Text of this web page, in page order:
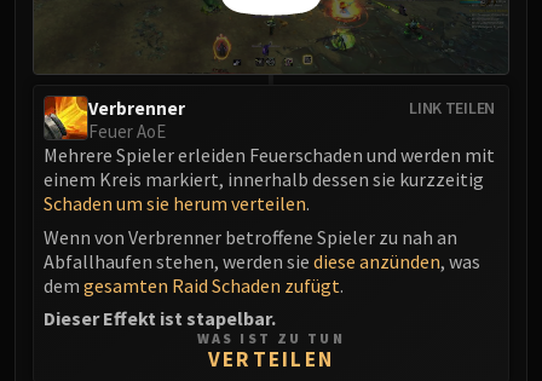
Igira
Volcoross
Council of Dreams
Nymue
Smolderon
Tindral Sageswift
Fyrakk
ABERRUS
Kazzara
The Amalgamation Chamber
The Forgotten Experiments
LINK TEILEN
Verbrenner
Feuer AoE
Mehrere Spieler erleiden Feuerschaden und werden mit
einem Kreis markiert, innerhalb dessen sie kurzzeitig
Schaden um sie herum verteilen.
Wenn von Verbrenner betroffene Spieler zu nah an
Abfallhaufen stehen, werden sie diese anzünden, was
dem gesamten Raid Schaden zufügt.
Dieser Effekt ist stapelbar.
WAS IST ZU TUN
VERTEILEN